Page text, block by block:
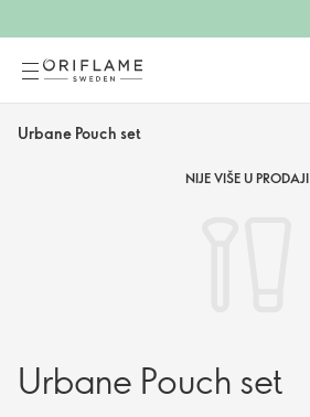
Urbane Pouch set
NIJE VIŠE U PRODAJI
Urbane Pouch set